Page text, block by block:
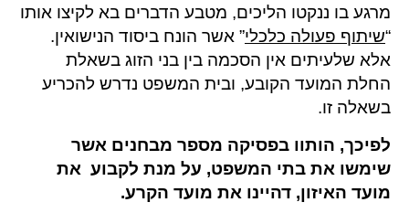
מרגע בו ננקטו הליכים, מטבע הדברים בא לקיצו אותו
“שיתוף פעולה כלכלי” אשר הונח ביסוד הנישואין.
אלא שלעיתים אין הסכמה בין בני הזוג בשאלת
החלת המועד הקובע, ובית המשפט נדרש להכריע
בשאלה זו.
לפיכך, הותוו בפסיקה מספר מבחנים אשר
שימשו את בתי המשפט, על מנת לקבוע את
מועד האיזון, דהיינו את מועד הקרע.